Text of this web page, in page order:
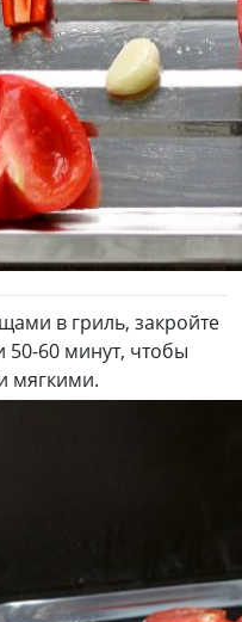
в гриль, закройте
50-60 минут, чтобы
мягкими.